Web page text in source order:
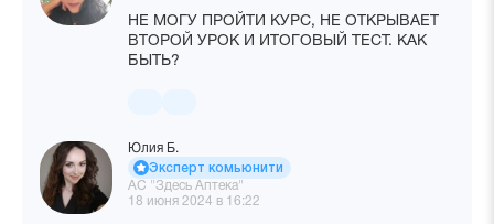
НЕ МОГУ ПРОЙТИ КУРС, НЕ ОТКРЫВАЕТ
ВТОРОЙ УРОК И ИТОГОВЫЙ ТЕСТ. КАК
БЫТЬ?
Юлия Б.
Эксперт комьюнити
АС "Здесь Аптека"
18 июня 2024 в 16:22